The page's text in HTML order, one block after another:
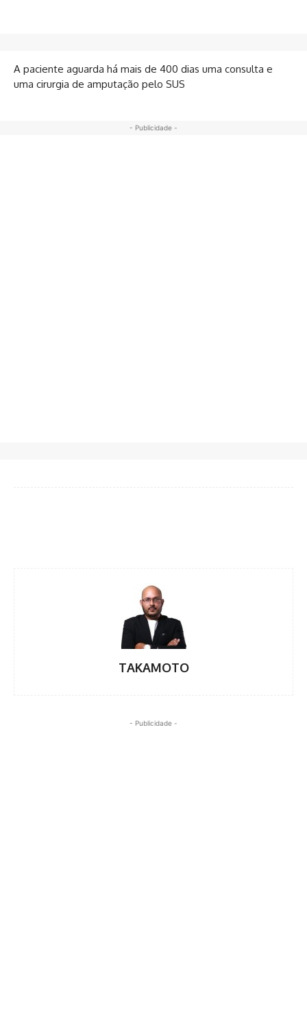
A paciente aguarda há mais de 400 dias uma consulta e
uma cirurgia de amputação pelo SUS
- Publicidade -
TAKAMOTO
- Publicidade -